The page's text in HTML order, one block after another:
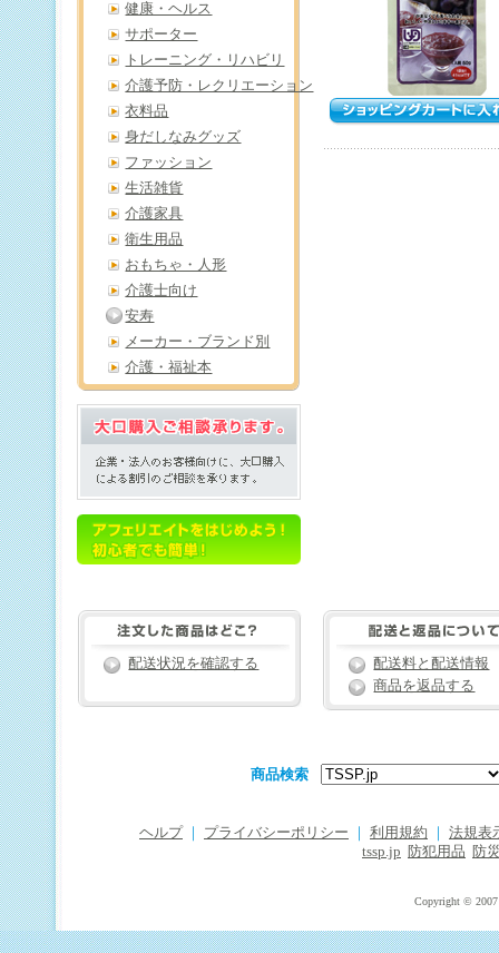
健康・ヘルス
サポーター
トレーニング・リハビリ
介護予防・レクリエーション
衣料品
身だしなみグッズ
ファッション
生活雑貨
介護家具
衛生用品
おもちゃ・人形
介護士向け
安寿
メーカー・ブランド別
介護・福祉本
配送状況を確認する
配送料と配送情報
商品を返品する
商品検索
ヘルプ プライバシーポリシー 利用規約
法規表
tssp.jp
防犯用品 防
Copyright © 2007